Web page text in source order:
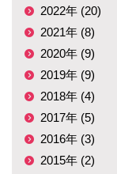
2022年 (20)
2021年 (8)
2020年 (9)
2019年 (9)
2018年 (4)
2017年 (5)
2016年 (3)
2015年 (2)